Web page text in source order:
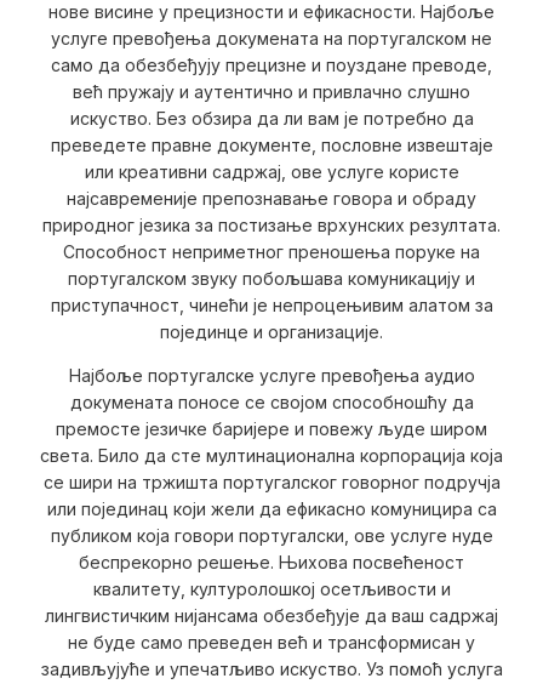
нове висине у прецизности и ефикасности. Најбоље
услуге превођења докумената на португалском не
само да обезбеђују прецизне и поуздане преводе,
већ пружају и аутентично и привлачно слушно
искуство. Без обзира да ли вам је потребно да
преведете правне документе, пословне извештаје
или креативни садржај, ове услуге користе
најсавременије препознавање говора и обраду
природног језика за постизање врхунских резултата.
Способност неприметног преношења поруке на
португалском звуку побољшава комуникацију и
приступачност, чинећи је непроцењивим алатом за
појединце и организације.
Најбоље португалске услуге превођења аудио
докумената поносе се својом способношћу да
премосте језичке баријере и повежу људе широм
света. Било да сте мултинационална корпорација која
се шири на тржишта португалског говорног подручја
или појединац који жели да ефикасно комуницира са
публиком која говори португалски, ове услуге нуде
беспрекорно решење. Њихова посвећеност
квалитету, културолошкој осетљивости и
лингвистичким нијансама обезбеђује да ваш садржај
не буде само преведен већ и трансформисан у
задивљујуће и упечатљиво искуство. Уз помоћ услуга